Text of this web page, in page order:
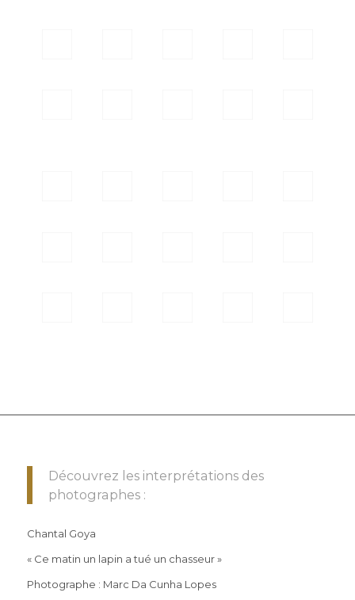
Découvrez les interprétations des
photographes :
Chantal Goya
« Ce matin un lapin a tué un chasseur »
Photographe : Marc Da Cunha Lopes